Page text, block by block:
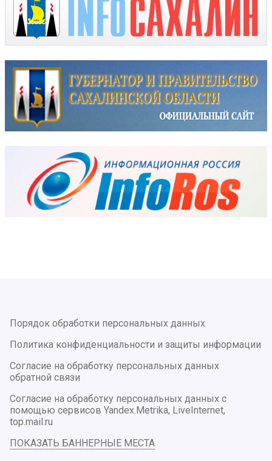
Порядок обработки персональных данных
Политика конфиденциальности и защиты информации
Согласие на обработку персональных данных
обратной связи
Согласие на обработку персональных данных с
помощью сервисов Yandex.Metrika, LiveInternet,
top.mail.ru
ПОКАЗАТЬ БАННЕРНЫЕ МЕСТА